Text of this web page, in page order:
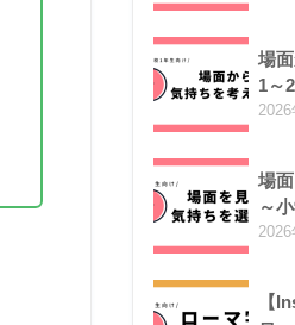
場
1～
2026
場
～
2026
【